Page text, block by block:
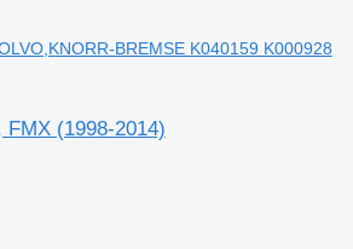
BREMSE K040159 K000928
FMX (1998-2014)